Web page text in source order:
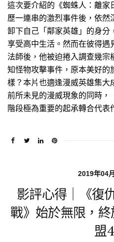
這次要介紹的《蜘蛛人：離家
歷一連串的激烈事件後，依
卸下自己「鄰家英雄」的身分
享受高中生活。然而在彼得遇
法師後，他被迫捲入調查幾宗
知怪物攻擊事件，原本美好的
樣？本片也適逢漫威英雄集大
前所未見的漫威現象的同時，
階段極為重要的起承轉合代表
2019年04
影評心得｜《復
戰》始於無限，
盟4